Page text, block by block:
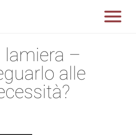
lamiera –
alle